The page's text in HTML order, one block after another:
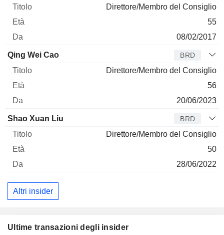
Direttore/Membro del Consiglio
55
08/02/2017
Qing Wei Cao BRD
Direttore/Membro del Consiglio
56
20/06/2023
Shao Xuan Liu BRD
Direttore/Membro del Consiglio
50
28/06/2022
Altri insider
Ultime transazioni degli insider